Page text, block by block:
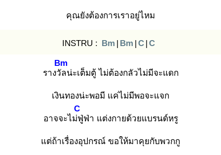
คุณยังต้องการเราอยู่ไหม
INSTRU : Bm | Bm | C | C
รางวัล
Bm
น่ะเต็มตู้ ไม่ต้องกลัวไม่มีจะแดก
เงินทองน่ะพอมี แค่ไม่มีพอจะแจก
อาจจะไม่ฟู่
C
ฟ่า แต่งกายด้วยแบรนด์หรู
แต่ถ้าเรื่องอุปกรณ์ ขอให้มาคุยกับพวกกู